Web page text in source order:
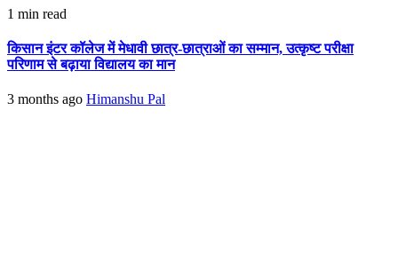
1 min read
किसान इंटर कॉलेज में मेधावी छात्र-छात्राओं का सम्मान, उत्कृष्ट परीक्षा
परिणाम से बढ़ाया विद्यालय का मान
3 months ago Himanshu Pal